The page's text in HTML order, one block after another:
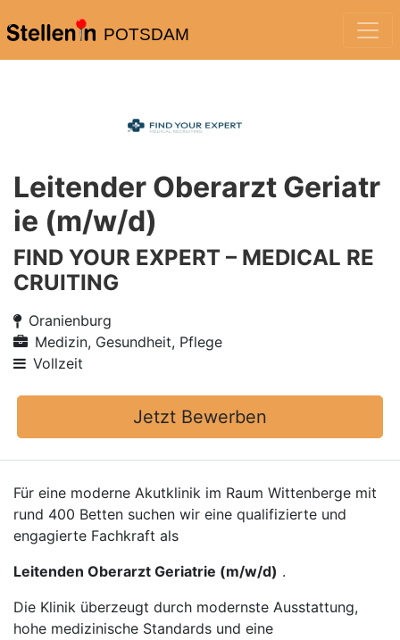
POTSDAM
Leitender Oberarzt Geriatr
ie (m/w/d)
FIND YOUR EXPERT – MEDICAL RE
CRUITING
Oranienburg
Medizin, Gesundheit, Pflege
Vollzeit
Jetzt Bewerben
Für eine moderne Akutklinik im Raum Wittenberge mit
rund 400 Betten suchen wir eine qualifizierte und
engagierte Fachkraft als
Leitenden Oberarzt Geriatrie (m/w/d) .
Die Klinik überzeugt durch modernste Ausstattung,
hohe medizinische Standards und eine